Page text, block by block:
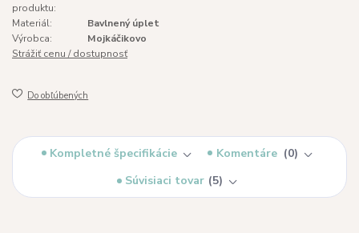
produktu:
Materiál:
Bavlnený úplet
Výrobca:
Mojkáčikovo
Strážiť cenu / dostupnosť
Do obľúbených
Kompletné špecifikácie Komentáre
0
Súvisiaci tovar 5